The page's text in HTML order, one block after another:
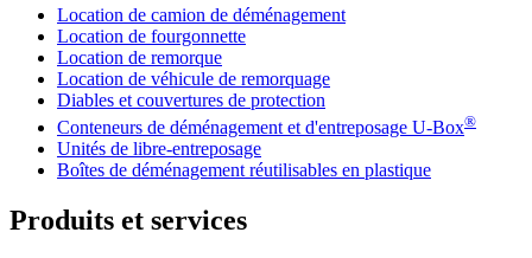
Location de camion de déménagement
Location de fourgonnette
Location de remorque
Location de véhicule de remorquage
Diables et couvertures de protection
Conteneurs de déménagement et d'entreposage U-Box®
Unités de libre-entreposage
Boîtes de déménagement réutilisables en plastique
Produits et services